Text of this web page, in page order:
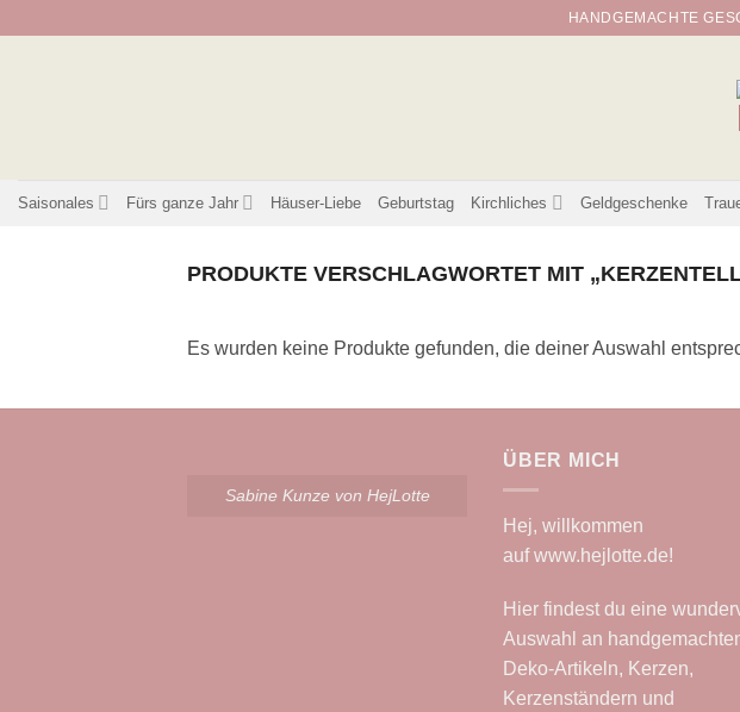
HANDGEMACHTE
Saisonales Fürs ganze Jahr Häuser-Liebe Geburtstag Kirchliches Geldgeschenke
PRODUKTE VERSCHLAGWORTET MIT
Es wurden keine Produkte gefunden, die deiner Auswahl
Sabine Kunze von HejLotte
ÜBER MICH
Hej, willkommen
aufwww.hejlotte.de!
Hier findest du eine
Auswahl an
Deko-Artikeln, Kerzen,
Kerzenständern und